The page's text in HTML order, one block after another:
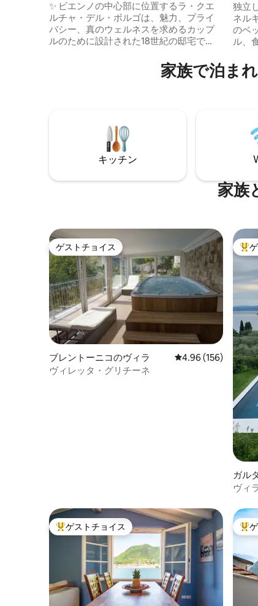
スの眺望を備えたラグジュアリーホーム
✨ ビエンノの中心部に位置するラ・クエ
ルチャ・デル・ボルゴは、魅力、プライ
バシー、真のウェルネスを求めるカップ
ルのために設計された18世紀の邸宅で
が、ジャグジー、フィンランド式サウ
ナ、アルプスの眺望を備えたプライベー
ファーベッド、 🍷 手作りの料理とワイン
セラー 🌄 パノラマテラス 📶 高速Wi-Fi ❤️
記念日、ロマンチックな旅、ウェルネス
の週末に、思い出に残る本格的な村での
独立
ネル
のベ
ル、
燃や
ーム
ンと
（
クセ
家⁠族⁠で泊⁠ま⁠
キッチン
家族
ゲストチョイス
ゲストチョイス
ブレントーニコのヴィラ レビュー156件、5
4.96 (156)
ヴィレッタ・グリチーネ
大
ガル
ト
ヴィ
大好評のゲストチョイスです。
ゲストチョイス 大